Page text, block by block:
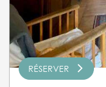
RÉSERVER